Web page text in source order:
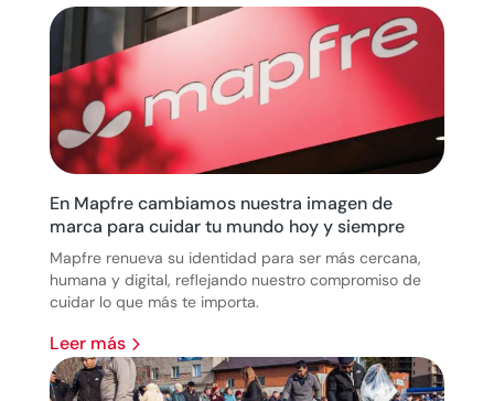
En Mapfre cambiamos nuestra imagen de
marca para cuidar tu mundo hoy y siempre
Mapfre renueva su identidad para ser más cercana,
humana y digital, reflejando nuestro compromiso de
cuidar lo que más te importa.
leer más